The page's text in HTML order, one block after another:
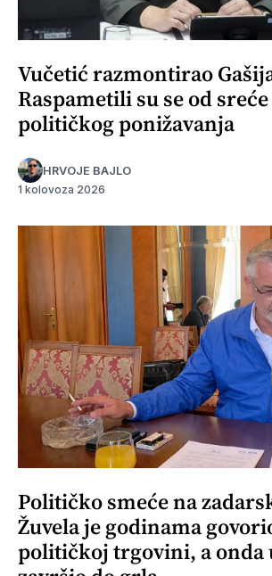
Vučetić razmontirao
Raspametili su se od
političkog ponižavanja
HRVOJE BAJLO
1 kolovoza 2026
Političko smeće na
Žuvela je godinama
političkoj trgovini, a onda